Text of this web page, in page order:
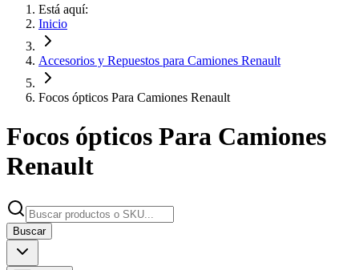
Está aquí:
Inicio
Accesorios y Repuestos para Camiones Renault
Focos ópticos Para Camiones Renault
Focos ópticos Para Camiones
Renault
Buscar